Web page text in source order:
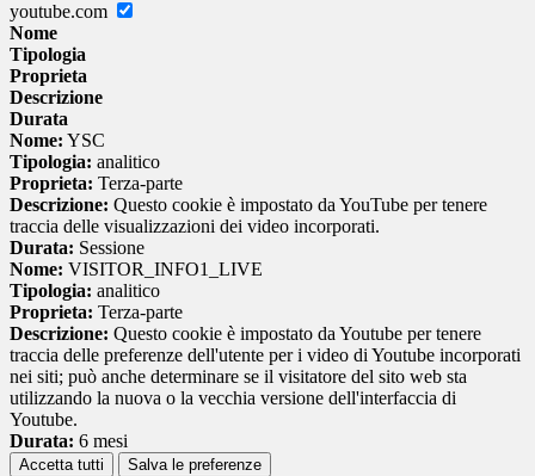
youtube.com
Nome
Tipologia
Proprieta
Descrizione
Durata
Nome: YSC
Tipologia: analitico
Proprieta: Terza-parte
Descrizione: Questo cookie è impostato da YouTube per tenere
traccia delle visualizzazioni dei video incorporati.
Durata: Sessione
Nome: VISITOR_INFO1_LIVE
Tipologia: analitico
Proprieta: Terza-parte
Descrizione: Questo cookie è impostato da Youtube per tenere
traccia delle preferenze dell'utente per i video di Youtube incorporati
nei siti; può anche determinare se il visitatore del sito web sta
utilizzando la nuova o la vecchia versione dell'interfaccia di
Youtube.
Durata: 6 mesi
Accetta tutti Salva le preferenze